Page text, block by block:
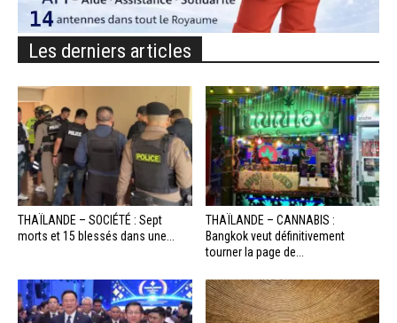
Les derniers articles
THAÏLANDE – SOCIÉTÉ : Sept
morts et 15 blessés dans une...
THAÏLANDE – CANNABIS :
Bangkok veut définitivement
tourner la page de...